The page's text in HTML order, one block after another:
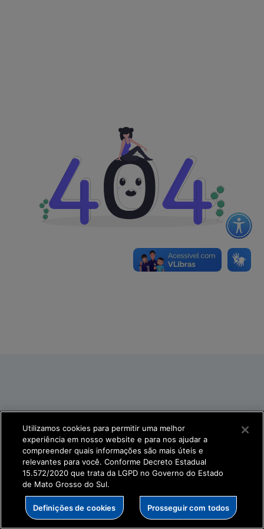
Utilizamos cookies para permitir uma melhor
experiência em nosso website e para nos ajudar a
compreender quais informações são mais úteis e
relevantes para você. Conforme Decreto Estadual
15.572/2020 que trata da LGPD no Governo do Estado
de Mato Grosso do Sul.
Definições de cookies Prosseguir com todos